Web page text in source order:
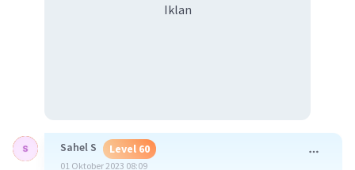
Iklan
Sahel S Level 60
01 Oktober 2023 08:09